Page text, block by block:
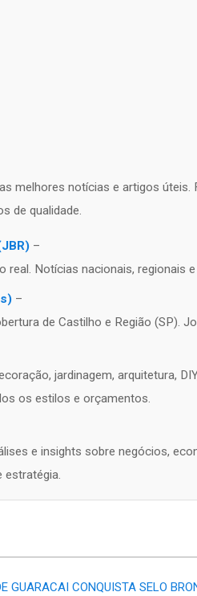
melhores notícias e artigos
de qualidade.
–
real. Notícias nacionais, regionais
–
de Castilho e Região (SP).
jardinagem, arquitetura,
os estilos e orçamentos.
e insights sobre negócios,
estratégia.
GUARACAI CONQUISTA SELO